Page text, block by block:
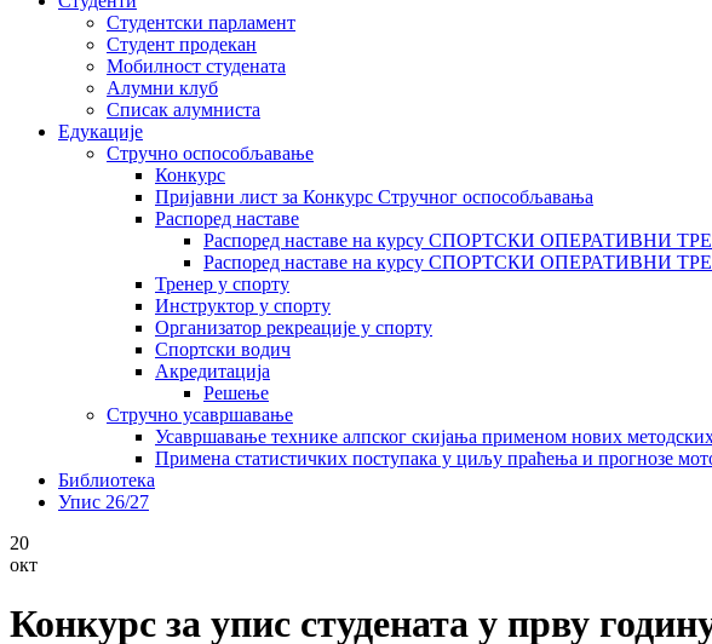
Студентски парламент
Студент продекан
Мобилност студената
Алумни клуб
Списак алумниста
Едукације
Стручно оспособљавање
Конкурс
Пријавни лист за Конкурс Стручног оспособљавања
Распоред наставе
Распоред наставе на курсу СПОРТСКИ ОПЕРАТИВНИ
Распоред наставе на курсу СПОРТСКИ ОПЕРАТИВНИ
Тренер у спорту
Инструктор у спорту
Организатор рекреације у спорту
Спортски водич
Акредитација
Решење
Стручно усавршавање
Усавршавање технике алпског скијања применом нових
Примена статистичких поступака у циљу праћења и прогнозе
Библиотека
Упис 26/27
20
окт
Конкурс за упис студената у прву